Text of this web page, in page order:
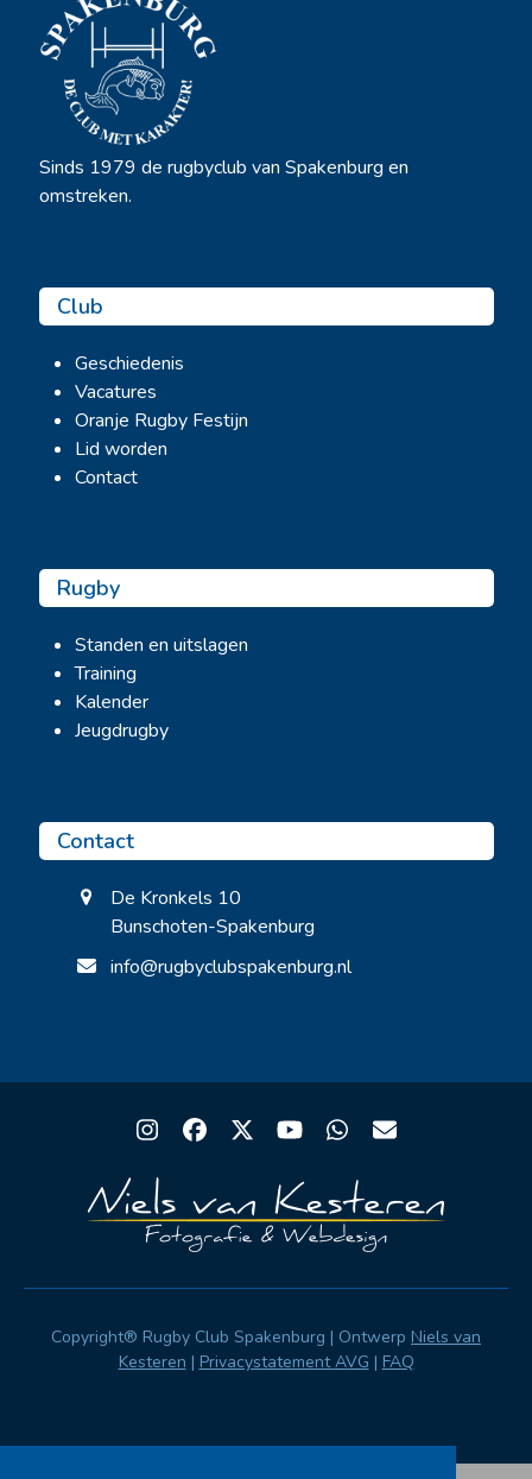
Sinds 1979 de rugbyclub van Spakenburg en
omstreken.
Club
Geschiedenis
Vacatures
Oranje Rugby Festijn
Lid worden
Contact
Rugby
Standen en uitslagen
Training
Kalender
Jeugdrugby
Contact
De Kronkels 10
Bunschoten-Spakenburg
info@rugbyclubspakenburg.nl
Instagram
Facebook
TwitterYouTubeWhatsapp
Email
Copyright® Rugby Club Spakenburg | Ontwerp Niels van
Kesteren | Privacystatement AVG | FAQ